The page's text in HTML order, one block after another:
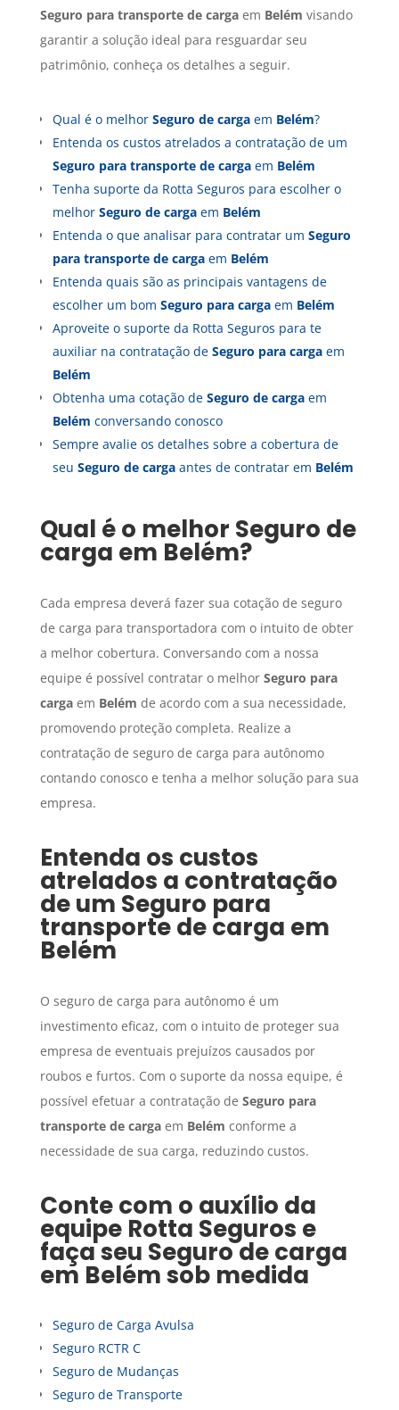
Seguro para transporte de cargaem Belém visando
garantir a solução ideal para resguardar seu
patrimônio, conheça os detalhes a seguir.
Qual é o melhor Seguro de cargaem Belém?
Entenda os custos atrelados a contratação de um
Seguro para transporte de cargaem Belém
Tenha suporte da Rotta Seguros para escolher o
melhor Seguro de cargaem Belém
Entenda o que analisar para contratar um Seguro
para transporte de cargaem Belém
Entenda quais são as principais vantagens de
escolher um bom Seguro para cargaem Belém
Aproveite o suporte da Rotta Seguros para te
auxiliar na contratação de Seguro para cargaem
Belém
Obtenha uma cotação de Seguro de cargaem
Belém conversando conosco
Sempre avalie os detalhes sobre a cobertura de
seu Seguro de cargaantes de contratar em Belém
Qual é o melhor Seguro de
carga em Belém?
Cada empresa deverá fazer sua cotação de seguro
de carga para transportadora com o intuito de obter
a melhor cobertura. Conversando com a nossa
equipe é possível contratar o melhor Seguro para
cargaem Belém de acordo com a sua necessidade,
promovendo proteção completa. Realize a
contratação de seguro de carga para autônomo
contando conosco e tenha a melhor solução para sua
empresa.
Entenda os custos
atrelados a contratação
de um Seguro para
transporte de carga em
Belém
O seguro de carga para autônomo é um
investimento eficaz, com o intuito de proteger sua
empresa de eventuais prejuízos causados por
roubos e furtos. Com o suporte da nossa equipe, é
possível efetuar a contratação de Seguro para
transporte de cargaem Belém conforme a
necessidade de sua carga, reduzindo custos.
Conte com o auxílio da
equipe Rotta Seguros e
faça seu Seguro de carga
em Belémsob medida
Seguro de Carga Avulsa
Seguro RCTR C
Seguro de Mudanças
Seguro de Transporte